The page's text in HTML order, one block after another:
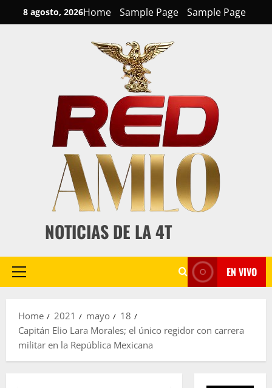
to
8 agosto, 2026Home Sample Page Sample Page
NOTICIAS DE LA 4T
Primary
EN VIVO
Home 2021 mayo
18
Capitán Elio Lara Morales; el único regidor con carrera
militar en la República Mexicana